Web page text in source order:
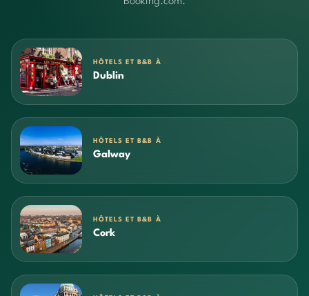
HÔTELS ET B&B À
Dublin
HÔTELS ET B&B À
Galway
HÔTELS ET B&B À
Cork